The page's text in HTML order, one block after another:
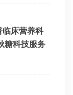
临床营养科
糖科技服务